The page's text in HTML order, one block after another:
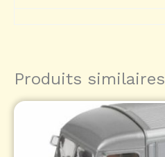
Produits similaires